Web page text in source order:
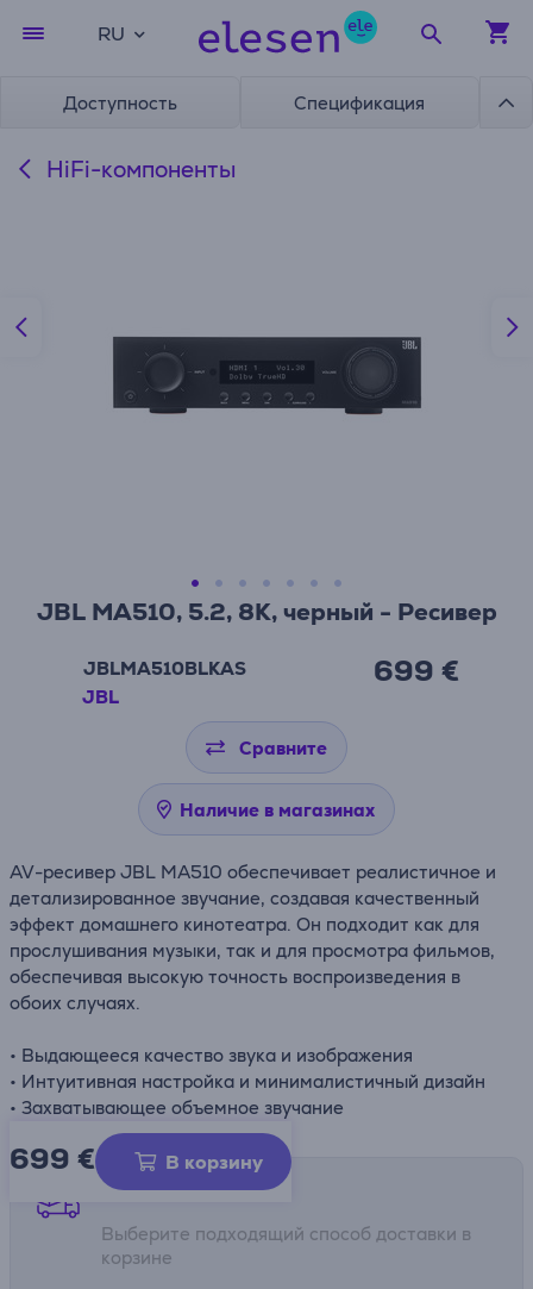
RU
Доступность Спецификация
HiFi-компоненты
JBL MA510, 5.2, 8K, черный - Ресивер
JBLMA510BLKAS
JBL
699 €
Сравните
Наличие в магазинах
AV-ресивер JBL MA510 обеспечивает реалистичное и
детализированное звучание, создавая качественный
эффект домашнего кинотеатра. Он подходит как для
прослушивания музыки, так и для просмотра фильмов,
обеспечивая высокую точность воспроизведения в
обоих случаях.
• Выдающееся качество звука и изображения
• Интуитивная настройка и минималистичный дизайн
• Захватывающее объемное звучание
699 € В корзину
Способы доставки
Выберите подходящий способ доставки в
корзине